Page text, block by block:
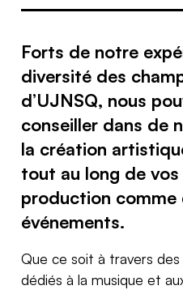
Forts de notre
diversité des
d’UJNSQ, nous
conseiller dans de
la création
tout au long de
production comme
événements.
Que ce soit à travers
dédiés à la musique et